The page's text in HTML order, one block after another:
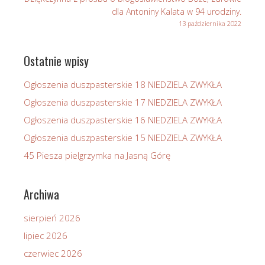
dla Antoniny Kalata w 94 urodziny.
13 października 2022
Ostatnie wpisy
Ogłoszenia duszpasterskie 18 NIEDZIELA ZWYKŁA
Ogłoszenia duszpasterskie 17 NIEDZIELA ZWYKŁA
Ogłoszenia duszpasterskie 16 NIEDZIELA ZWYKŁA
Ogłoszenia duszpasterskie 15 NIEDZIELA ZWYKŁA
45 Piesza pielgrzymka na Jasną Górę
Archiwa
sierpień 2026
lipiec 2026
czerwiec 2026